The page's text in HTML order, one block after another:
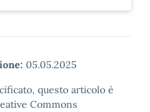
05.05.2025
questo articolo è
Commons